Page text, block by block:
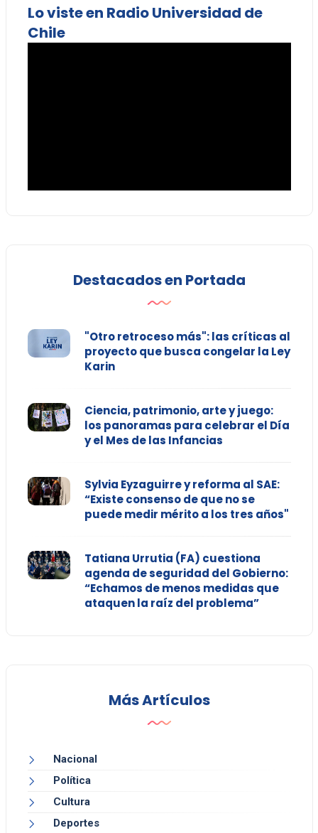
Lo viste en Radio Universidad de
Chile
Destacados en Portada
"Otro retroceso más": las críticas al
proyecto que busca congelar la Ley
Karin
Ciencia, patrimonio, arte y juego:
los panoramas para celebrar el Día
y el Mes de las Infancias
Sylvia Eyzaguirre y reforma al SAE:
“Existe consenso de que no se
puede medir mérito a los tres años"
Tatiana Urrutia (FA) cuestiona
agenda de seguridad del Gobierno:
“Echamos de menos medidas que
ataquen la raíz del problema”
Más Artículos
Nacional
Política
Cultura
Deportes